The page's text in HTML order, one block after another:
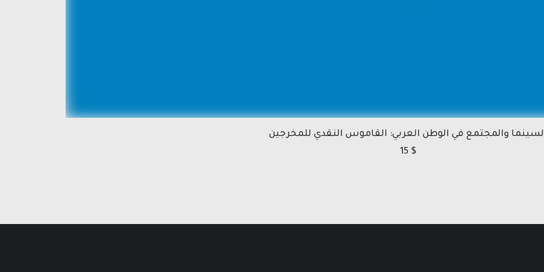
والمجتمع في الوطن العربي: القاموس النقدي للمخرجين
15 $